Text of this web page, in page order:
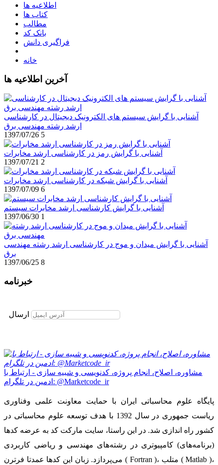
اطلاعیه ها
کتاب ها
مطالب
بانک کد
فراگیری دانش
خانه
آخرین اطلاعیه ها
آشنایی با گرایش سیستم های الکترونیک دیجیتال در کارشناسی
ارشد رشته مهندسی برق
1397/07/26 5
آشنایی با گرایش رمز در کارشناسی ارشد مخابرات
1397/07/21 2
آشنایی با گرایش شبکه در کارشناسی ارشد مخابرات
1397/07/09 6
آشنایی با گرایش کارشناسی ارشد مخابرات سیستم
1397/06/30 1
آشنایی با گرایش میدان و موج در کارشناسی ارشد رشته مهندسی
برق
1397/06/25 8
خبرنامه
ارسال
مشاوره، اصلاح، انجام پروژه، کدنویسی و شبیه سازی - ارتباط با
ادمین در تلگرام: @Marketcode_ir
پایگاه علوم محاسباتی ایران با حمایت معاونت علمی وفناوری
ریاست جمهوری در سال 1392 با هدف توسعه علوم محاسباتی در
کشور راه اندازی شد. در این راستا، سایت مارکت کد به عرضه کدها
(برنامه‌های) کامپیوتری در رشته‌های مهندسی و ریاضی کاربردی
می‌پردازد. زبان این کدها عمدتا فرترن ( Fortran )، متلب ( Matlab )،